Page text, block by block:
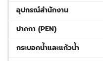
อุปกรณ์สำนักงาน
ปากกา (PEN)
กระบอกน้ำและแก้วน้ำ